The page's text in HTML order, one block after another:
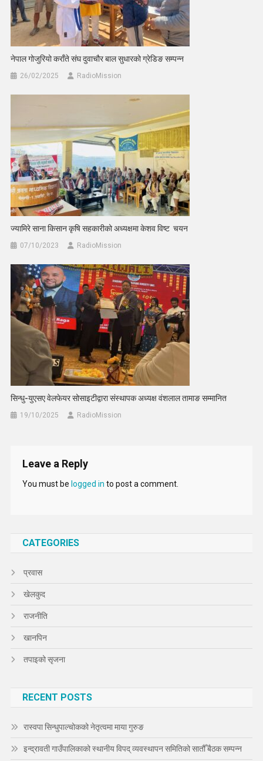
नेपाल गोजुरियो कराँते संघ दुवाचौर बाल सुधारको ग्रेडिङ सम्पन्न
26/02/2025 RadioMission
ज्यामिरे साना किसान कृषि सहकारीको अध्यक्षमा केशव विष्ट चयन
07/10/2023 RadioMission
सिन्धु-युएसए वेलफेयर सोसाइटीद्वारा संस्थापक अध्यक्ष वंशलाल तामाङ सम्मानित
19/10/2025 RadioMission
Leave a Reply
You must be logged in to post a comment.
CATEGORIES
प्रवास
खेलकुद
राजनीति
खानपिन
तपाइको सृजना
RECENT POSTS
रास्वपा सिन्धुपाल्चोकको नेतृत्वमा माया गुरुङ
इन्द्रावती गाउँपालिकाको स्थानीय विपद् व्यवस्थापन समितिको सातौँ बैठक सम्पन्न